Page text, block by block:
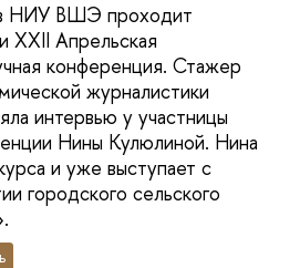
НИУ ВШЭ проходит
XXII Апрельская
конференция. Стажер
журналистики
интервью у участницы
Нины Кулюлиной. Нина
и уже выступает с
городского сельского